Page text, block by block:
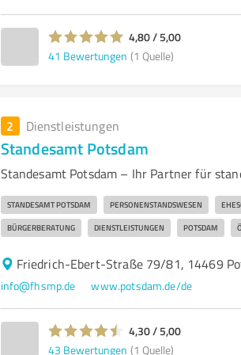
4,80 / 5,00
41 Bewertungen (1 Quelle)
2 Dienstleistungen
Standesamt Potsdam
Standesamt Potsdam – Ihr Partner für
STANDESAMT POTSDAM PERSONENSTANDSWESEN
BÜRGERBERATUNG DIENSTLEISTUNGEN POTSDAM
Friedrich-Ebert-Straße 79/81, 14469
info@fhsmp.de www.potsdam.de/de
4,30 / 5,00
43 Bewertungen (1 Quelle)